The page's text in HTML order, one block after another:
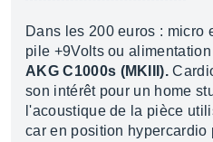
Dans les 200 euros : micro
pile +9Volts ou
AKG C1000s (MKIII).
son intérêt pour un home
l'acoustique de la pièce
car en position